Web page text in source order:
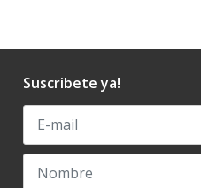
Suscribete ya!